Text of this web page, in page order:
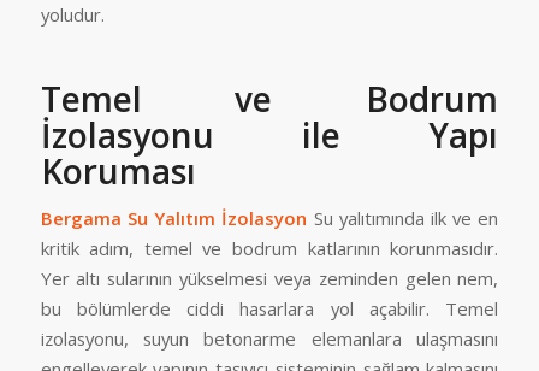
yoludur.
Temel ve Bodrum
İzolasyonu ile Yapı
Koruması
Bergama Su Yalıtım İzolasyon Su yalıtımında ilk ve en
kritik adım, temel ve bodrum katlarının korunmasıdır.
Yer altı sularının yükselmesi veya zeminden gelen nem,
bu bölümlerde ciddi hasarlara yol açabilir. Temel
izolasyonu, suyun betonarme elemanlara ulaşmasını